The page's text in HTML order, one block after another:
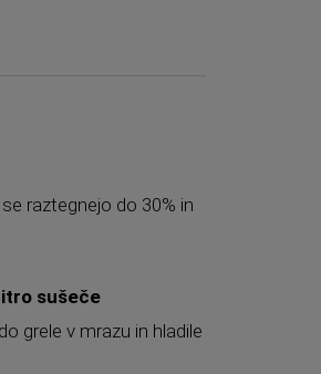
raztegnejo do 30% in
sušeče
grele v mrazu in hladile